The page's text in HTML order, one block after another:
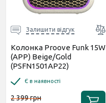
Залишити відгук
Колонка Proove Funk 15W
(APP) Beige/Gold
(PSFN1501AP22)
Є в наявності
2 399 грн